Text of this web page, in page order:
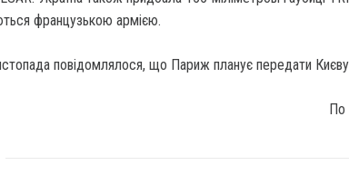
французькою армією.
повідомлялося, що Париж планує передати